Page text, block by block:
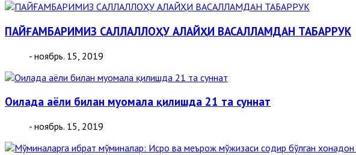
ПАЙҒАМБАРИМИЗ САЛЛАЛЛОҲУ АЛАЙҲИ ВАСАЛЛАМДАН ТАБАРРУК
- ноябрь. 15, 2019
Оилада аёли билан муомала қилишда 21 та суннат
- ноябрь. 15, 2019